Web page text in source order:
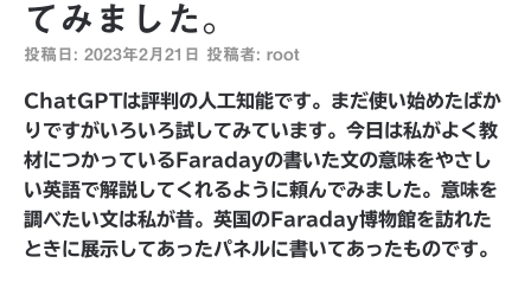
てみました。
投稿日: 2023年2月21日 投稿者: root
ChatGPTは評判の人工知能です。まだ使い始めたばか
りですがいろいろ試してみています。今日は私がよく教
材につかっているFaradayの書いた文の意味をやさし
い英語で解説してくれるように頼んでみました。意味を
調べたい文は私が昔。英国のFaraday博物館を訪れた
ときに展示してあったパネルに書いてあったものです。